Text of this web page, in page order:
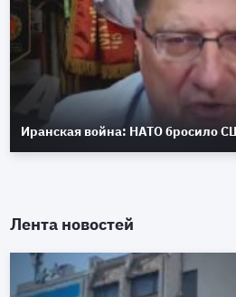
Иранская война: НАТО бросило
Лента новостей